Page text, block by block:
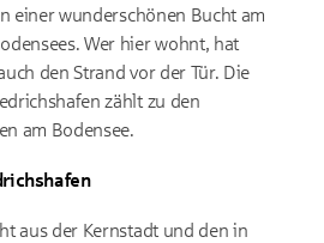
einer wunderschönen Bucht am
Wer hier wohnt, hat
den Strand vor der Tür. Die
zählt zu den
am Bodensee.
aus der Kernstadt und den in